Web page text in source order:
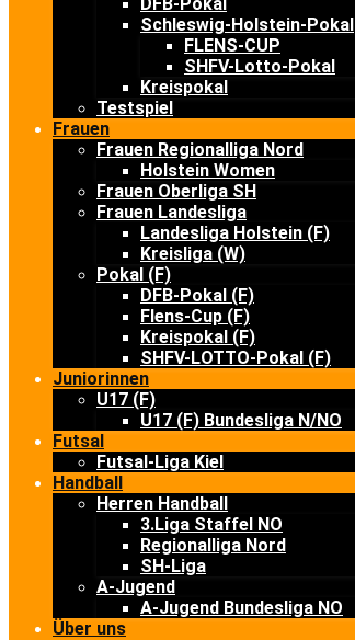
Schleswig-Holstein-Pokal
FLENS-CUP
SHFV-Lotto-Pokal
Kreispokal
Testspiel
Frauen
Frauen Regionalliga Nord
Holstein Women
Frauen Oberliga SH
Frauen Landesliga
Landesliga Holstein (F)
Kreisliga (W)
Pokal (F)
DFB-Pokal (F)
Flens-Cup (F)
Kreispokal (F)
SHFV-LOTTO-Pokal (F)
Juniorinnen
U17 (F)
U17 (F) Bundesliga N/NO
Futsal
Futsal-Liga Kiel
Handball
Herren Handball
3.Liga Staffel NO
Regionalliga Nord
SH-Liga
A-Jugend
A-Jugend Bundesliga NO
Über uns